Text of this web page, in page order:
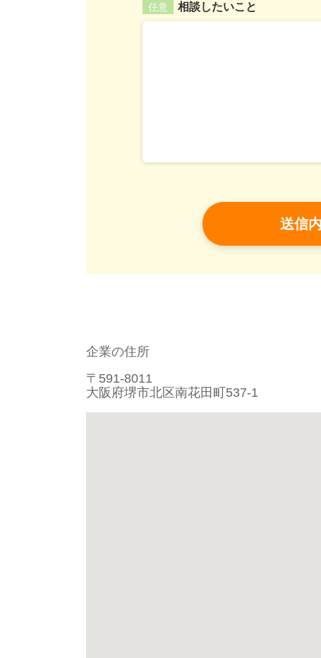
任意 相談したいこと
企業の住所
〒591-8011
大阪府堺市北区南花田町537-1